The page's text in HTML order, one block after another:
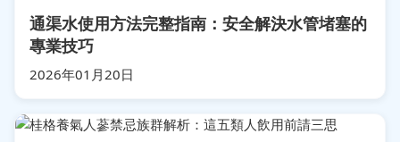
通渠水使用方法完整指南：安全解決水管堵塞的
專業技巧
2026年01月20日